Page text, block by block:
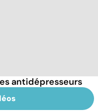
antidépresseurs